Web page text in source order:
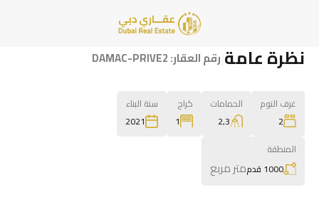
نظرة عامة رقم العقار:DAMAC-PRIVE2
غرف النوم
2
الحمامات
2,3
كراج
1
سنة البناء
2021
المنطقة
1000 قدم
متر مربع